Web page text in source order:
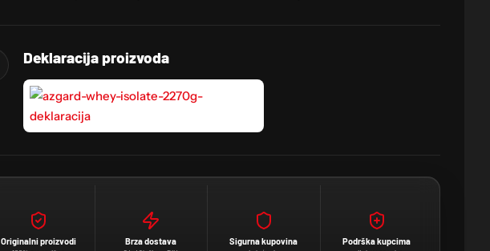
Deklaracija proizvoda
Originalni proizvodi Brza dostava Sigurna kupovina Podrška kupcima